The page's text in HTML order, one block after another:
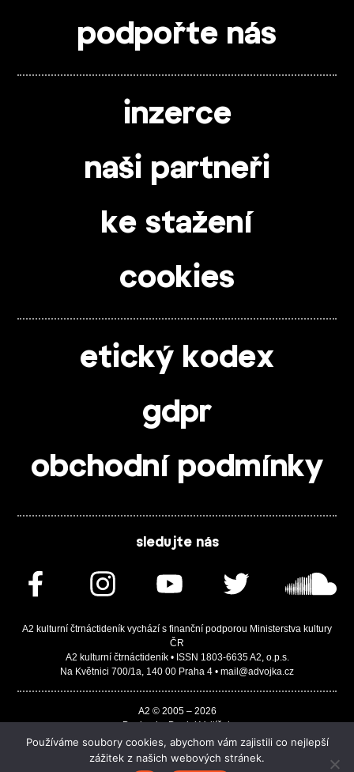
podpořte nás
inzerce
naši partneři
ke stažení
cookies
etický kodex
gdpr
obchodní podmínky
sledujte nás
A2 kulturní čtrnáctideník vychází s finanční podporou Ministerstva kultury
ČR
A2 kulturní čtrnáctideník • ISSN 1803-6635 A2, o.p.s.
Na Květnici 700/1a, 140 00 Praha 4 • mail@advojka.cz
A2 © 2005 – 2026
Design by Daniel Vojtíšek
Built by JASA-IT & ChSoft
Používáme soubory cookies, abychom vám zajistili co nejlepší
zážitek z našich webových stránek.